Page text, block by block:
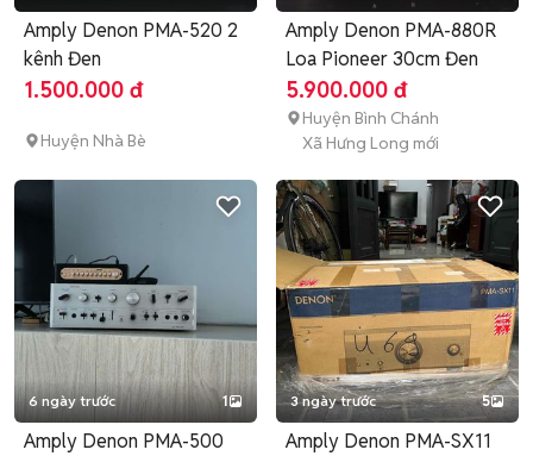
Amply Denon PMA-520 2
kênh Đen
1.500.000 đ
Huyện Nhà Bè
Amply Denon PMA-880R
Loa Pioneer 30cm Đen
5.900.000 đ
Huyện Bình Chánh
Xã Hưng Long mới
6 ngày trước 1
Amply Denon PMA-500
3 ngày trước 5
Amply Denon PMA-SX11